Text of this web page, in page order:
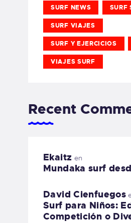
SURF NEWS SURF
SURF VIAJES
SURF Y EJERCICIOS
VIAJES SURF
Recent
Ekaitz en
Mundaka surf
David Cienfuegos
Surf para Niños:
Competición o